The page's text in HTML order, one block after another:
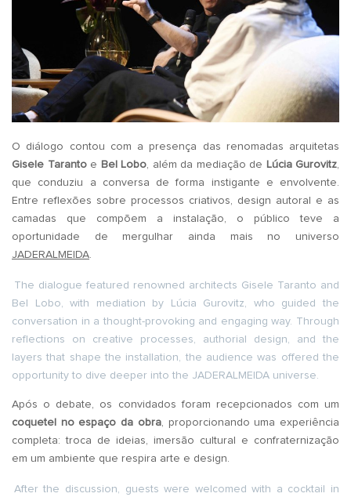
O diálogo contou com a presença das renomadas arquitetas
Gisele Tarantoe Bel Lobo, além da mediação de Lúcia Gurovitz,
que conduziu a conversa de forma instigante e envolvente.
Entre reflexões sobre processos criativos, design autoral e as
camadas que compõem a instalação, o público teve a
oportunidade de mergulhar ainda mais no universo
JADERALMEIDA.
The dialogue featured renowned architects Gisele Taranto and
Bel Lobo, with mediation by Lúcia Gurovitz, who guided the
conversation in a thought-provoking and engaging way. Through
reflections on creative processes, authorial design, and the
layers that shape the installation, the audience was offered the
opportunity to dive deeper into the JADERALMEIDA universe.
Após o debate, os convidados foram recepcionados com um
coquetel no espaço da obra, proporcionando uma experiência
completa: troca de ideias, imersão cultural e confraternização
em um ambiente que respira arte e design.
After the discussion, guests were welcomed with a cocktail in